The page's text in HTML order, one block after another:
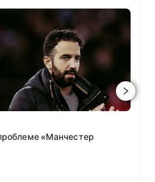
«Манчестер